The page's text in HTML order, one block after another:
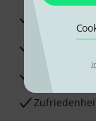
30 Tage
Beratung